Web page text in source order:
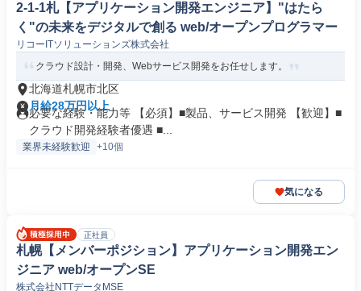
2-1-1札【アプリケーション開発エンジニア】"はたら
く"の未来をデジタルで創る web/オープンプログラマー
リコーITソリューションズ株式会社
クラウド設計・開発、Webサービス開発をお任せします。
北海道札幌市北区
月給28万円以上
必要な経験・能力等 【必須】■製品、サービス開発 【歓迎】■
クラウド開発経験者優遇 ■...
業界未経験歓迎 +10個
気になる
正社員
札幌【メンバーポジション】アプリケーション開発エン
ジニア web/オープンSE
株式会社NTTデータMSE